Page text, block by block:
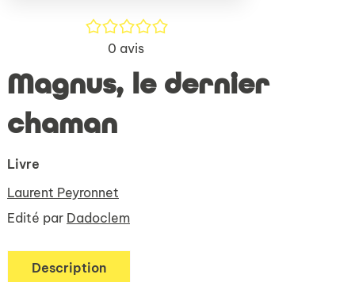
/5
0 avis
Magnus, le dernier
chaman
Livre
Laurent Peyronnet
Edité par Dadoclem
Description